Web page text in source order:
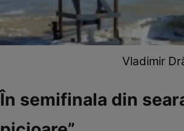
Vladimir
În semifinala din